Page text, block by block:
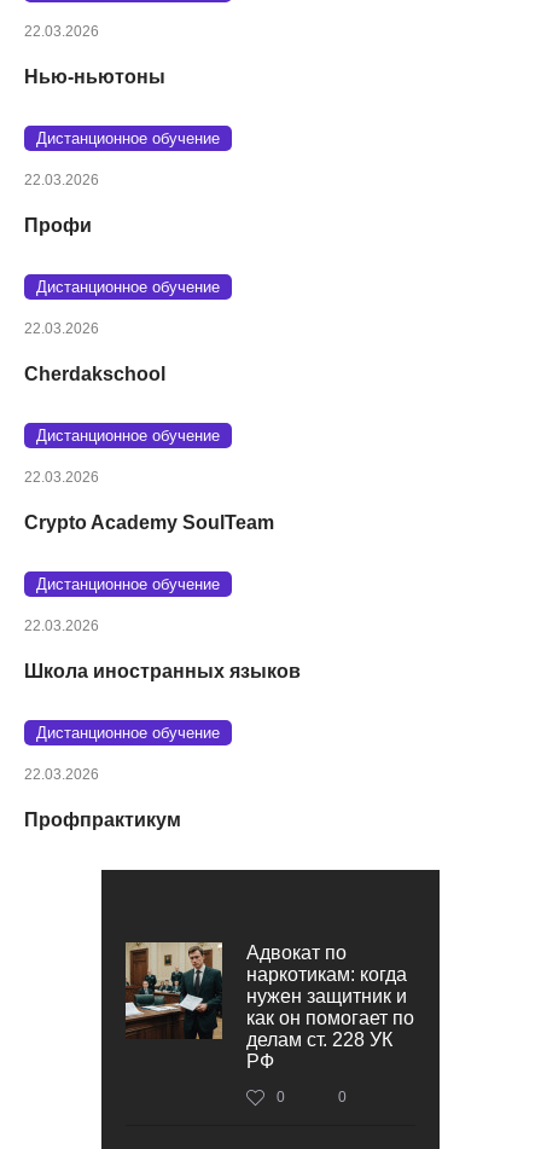
22.03.2026
Нью-ньютоны
Дистанционное обучение
22.03.2026
Профи
Дистанционное обучение
22.03.2026
Cherdakschool
Дистанционное обучение
22.03.2026
Crypto Academy SoulTeam
Дистанционное обучение
22.03.2026
Школа иностранных языков
Дистанционное обучение
22.03.2026
Профпрактикум
Адвокат по
наркотикам: когда
нужен защитник и
как он помогает по
делам ст. 228 УК
РФ
0 0